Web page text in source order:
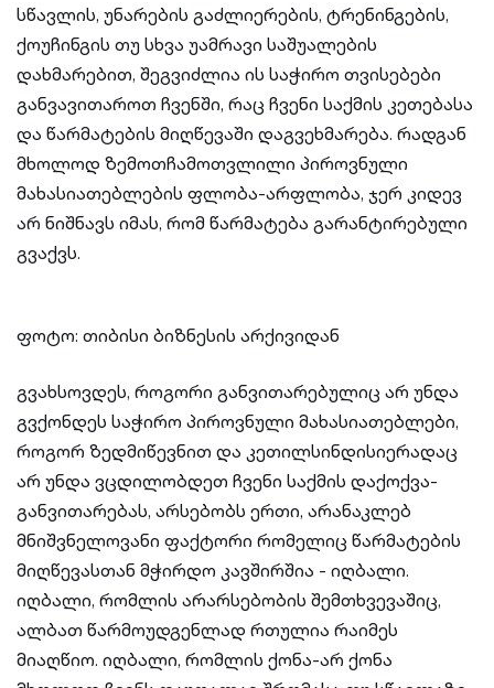
სწავლის, უნარების გაძლიერების, ტრენინგების,
ქოუჩინგის თუ სხვა უამრავი საშუალების
დახმარებით, შეგვიძლია ის საჭირო თვისებები
განვავითაროთ ჩვენში, რაც ჩვენი საქმის კეთებასა
და წარმატების მიღწევაში დაგვეხმარება. რადგან
მხოლოდ ზემოთჩამოთვლილი პიროვნული
მახასიათებლების ფლობა-არფლობა, ჯერ კიდევ
არ ნიშნავს იმას, რომ წარმატება გარანტირებული
გვაქვს.
ფოტო: თიბისი ბიზნესის არქივიდან
გვახსოვდეს, როგორი განვითარებულიც არ უნდა
გვქონდეს საჭირო პიროვნული მახასიათებლები,
როგორ ზედმიწევნით და კეთილსინდისიერადაც
არ უნდა ვცდილობდეთ ჩვენი საქმის დაქოქვა-
განვითარებას, არსებობს ერთი, არანაკლებ
მნიშვნელოვანი ფაქტორი რომელიც წარმატების
მიღწევასთან მჭირდო კავშირშია - იღბალი.
იღბალი, რომლის არარსებობის შემთხვევაშიც,
ალბათ წარმოუდგენლად რთულია რაიმეს
მიაღწიო. იღბალი, რომლის ქონა-არ ქონა